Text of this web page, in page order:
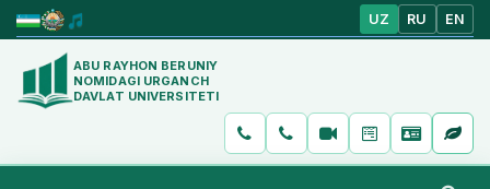
UZ RU EN
ABU RAYHON BERUNIY
NOMIDAGI URGANCH
DAVLAT UNIVERSITETI